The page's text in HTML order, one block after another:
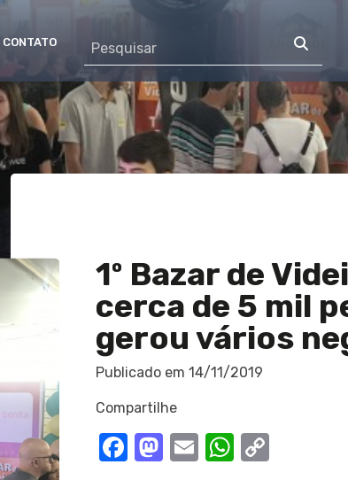
CONTATO
1º Bazar de
cerca de 5 mil
gerou vários
Publicado em 14/11/2019
Compartilhe
Facebook
Mastodon
EmailCopy